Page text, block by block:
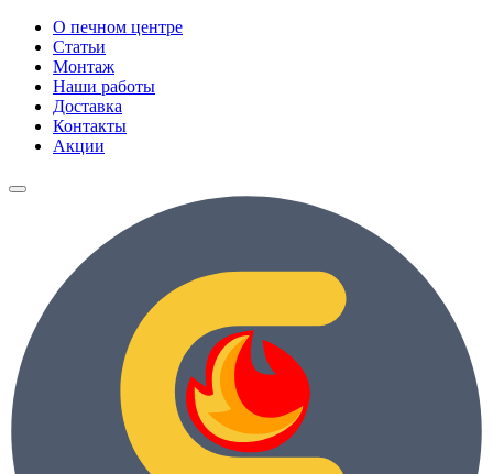
О печном центре
Статьи
Монтаж
Наши работы
Доставка
Контакты
Акции